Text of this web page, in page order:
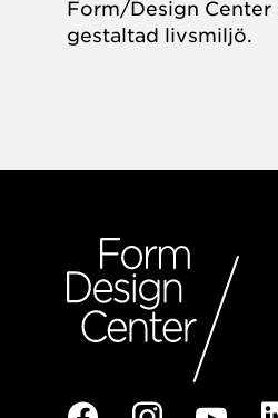
Form/Design
gestaltad livsmiljö.